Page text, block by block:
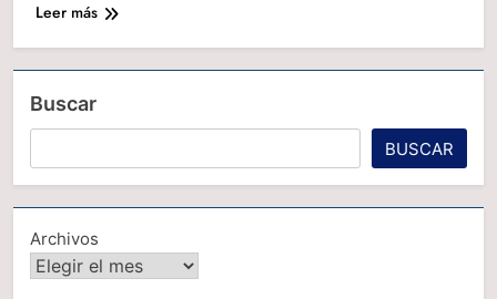
Leer más
Buscar
BUSCAR
Archivos